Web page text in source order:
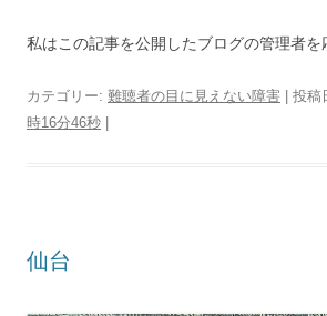
私はこの記事を公開したブログの管理者を
カテゴリー: 難聴者の目に見えない障害 | 投稿
時16分46秒
仙台